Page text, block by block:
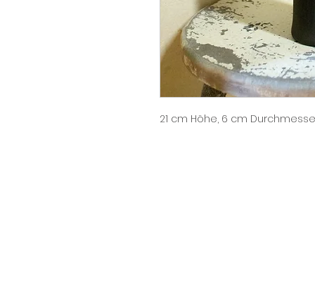
21 cm Höhe, 6 cm